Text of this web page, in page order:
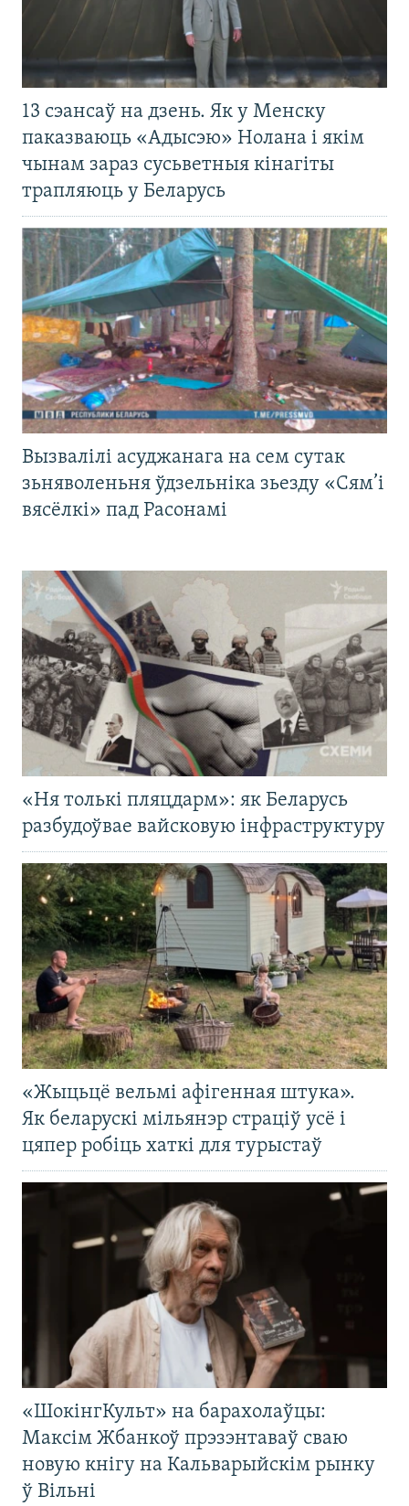
13 сэансаў на дзень. Як у Менску
паказваюць «Адысэю» Нолана і якім
чынам зараз сусьветныя кінагіты
трапляюць у Беларусь
Вызвалілі асуджанага на сем сутак
зьняволеньня ўдзельніка зьезду «Сям’і
вясёлкі» пад Расонамі
«Ня толькі пляцдарм»: як Беларусь
разбудоўвае вайсковую інфраструктуру
«Жыцьцё вельмі афігенная штука».
Як беларускі мільянэр страціў усё і
цяпер робіць хаткі для турыстаў
«ШокінгКульт» на барахолаўцы:
Максім Жбанкоў прэзэнтаваў сваю
новую кнігу на Кальварыйскім рынку
ў Вільні